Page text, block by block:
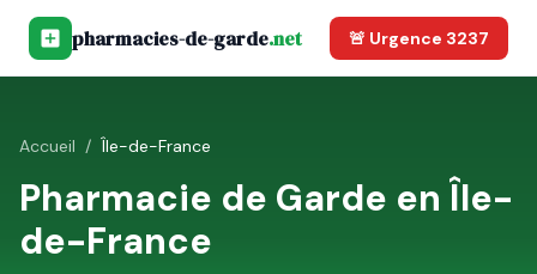
pharmacies-de-garde.net 🚨 Urgence 3237
Accueil / Île-de-France
Pharmacie de Garde en Île-
de-France